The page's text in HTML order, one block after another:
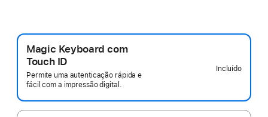
Magic Keyboard com
Touch ID
Permite uma autenticação rápida e
fácil com a impressão digital.
Incluído